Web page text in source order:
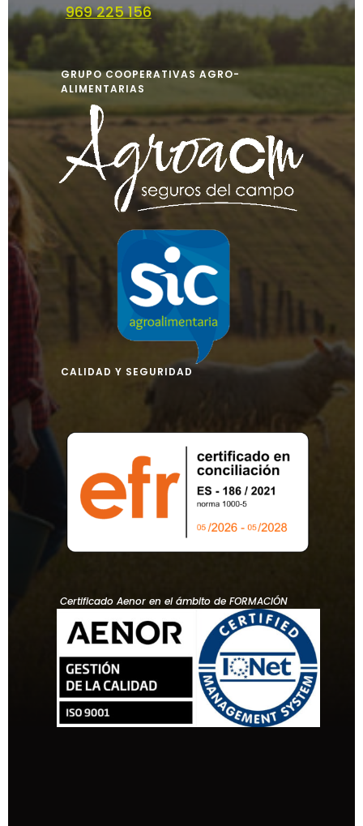
969 225 156
GRUPO COOPERATIVAS AGRO-
ALIMENTARIAS
CALIDAD Y SEGURIDAD
Certificado Aenor en el ámbito de FORMACIÓN